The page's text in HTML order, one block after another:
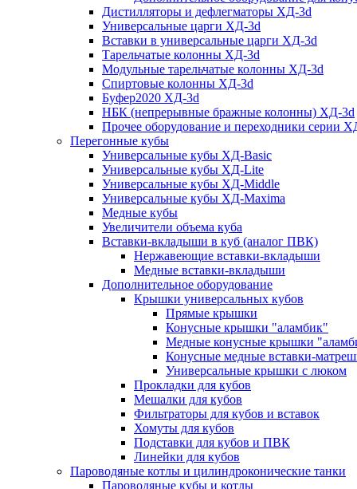
Дистилляторы и дефлегматоры ХД-3d
Универсальные царги ХД-3d
Вставки в универсальные царги ХД-3d
Тарельчатые колонны ХД-3d
Модульные тарельчатые колонны ХД-3d
Спиртовые колонны ХД-3d
Буфер2020 ХД-3d
НБК (непрерывные бражные колонны) ХД-3d
Прочее оборудование и переходники серии
Перегонные кубы
Универсальные кубы ХД-Basic
Универсальные кубы ХД-Lite
Универсальные кубы ХД-Middle
Универсальные кубы ХД-Maxima
Медные кубы
Увеличители объема куба
Вставки-вкладыши в куб (аналог ПВК)
Нержавеющие вставки-вкладыши
Медные вставки-вкладыши
Дополнительное оборудование
Крышки универсальных кубов
Прямые крышки
Конусные крышки "аламбик"
Медные конусные крышки
Конусные медные вставки-
Универсальные крышки с люком
Прокладки для кубов
Мешалки для кубов
Фильтраторы для кубов и вставок
Хомуты для кубов
Подставки для кубов и ПВК
Линейки для кубов
Пароводяные котлы и цилиндроконические танки
Пароводяные кубы и котлы